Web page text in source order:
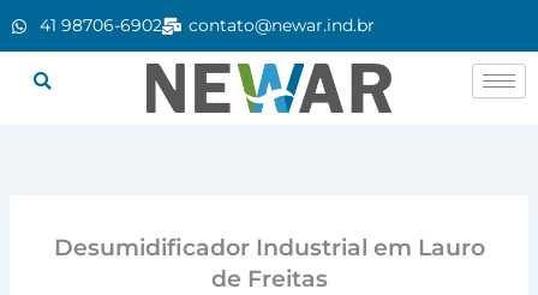
41 98706-6902 contato@newar.ind.br
Desumidificador Industrial em Lauro
de Freitas